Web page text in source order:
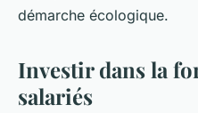
démarche écologique.
Investir dans la
salariés